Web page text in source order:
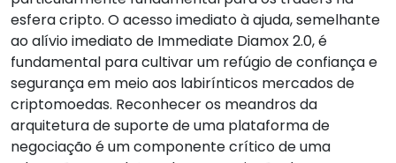
esfera cripto. O acesso imediato à ajuda, semelhante
ao alívio imediato de Immediate Diamox 2.0, é
fundamental para cultivar um refúgio de confiança e
segurança em meio aos labirínticos mercados de
criptomoedas. Reconhecer os meandros da
arquitetura de suporte de uma plataforma de
negociação é um componente crítico de uma